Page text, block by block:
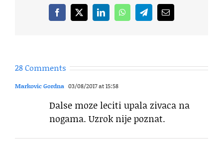
Facebook
X LinkedInWhatsAppTelegramEmail
28 Comments
Markovic Gordna 03/08/2017 at 15:58
Dalse moze leciti upala zivaca na
nogama. Uzrok nije poznat.